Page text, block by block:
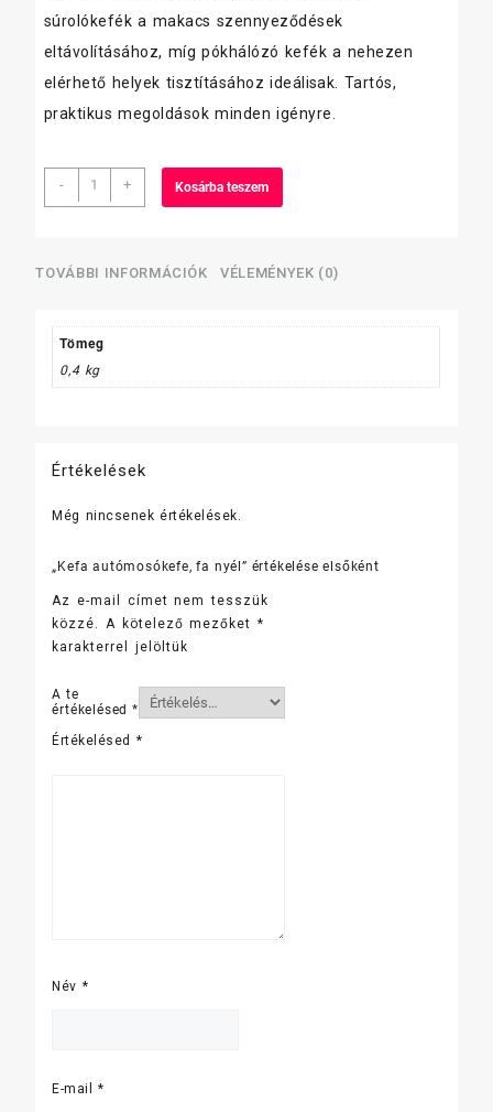
súrolókefék a makacs szennyeződések
eltávolításához, míg pókhálózó kefék a nehezen
elérhető helyek tisztításához ideálisak. Tartós,
praktikus megoldások minden igényre.
-
Kefa
autómosókefe,
mennyiség
+ Kosárba teszem
TOVÁBBI INFORMÁCIÓK VÉLEMÉNYEK (0)
Tömeg
0,4 kg
Értékelések
Még nincsenek értékelések.
„Kefa autómosókefe, fa nyél” értékelése elsőként
Az e-mail címet nem tesszük
közzé.
A kötelező mezőket *
karakterrel jelöltük
A te
értékelésed*
Értékelésed *
Név *
E-mail*